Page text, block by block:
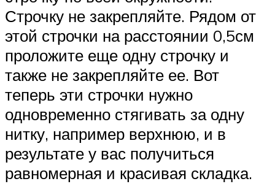
Строчку не закрепляйте. Рядом от
этой строчки на расстоянии 0,5см
проложите еще одну строчку и
также не закрепляйте ее. Вот
теперь эти строчки нужно
одновременно стягивать за одну
нитку, например верхнюю, и в
результате у вас получиться
равномерная и красивая складка.